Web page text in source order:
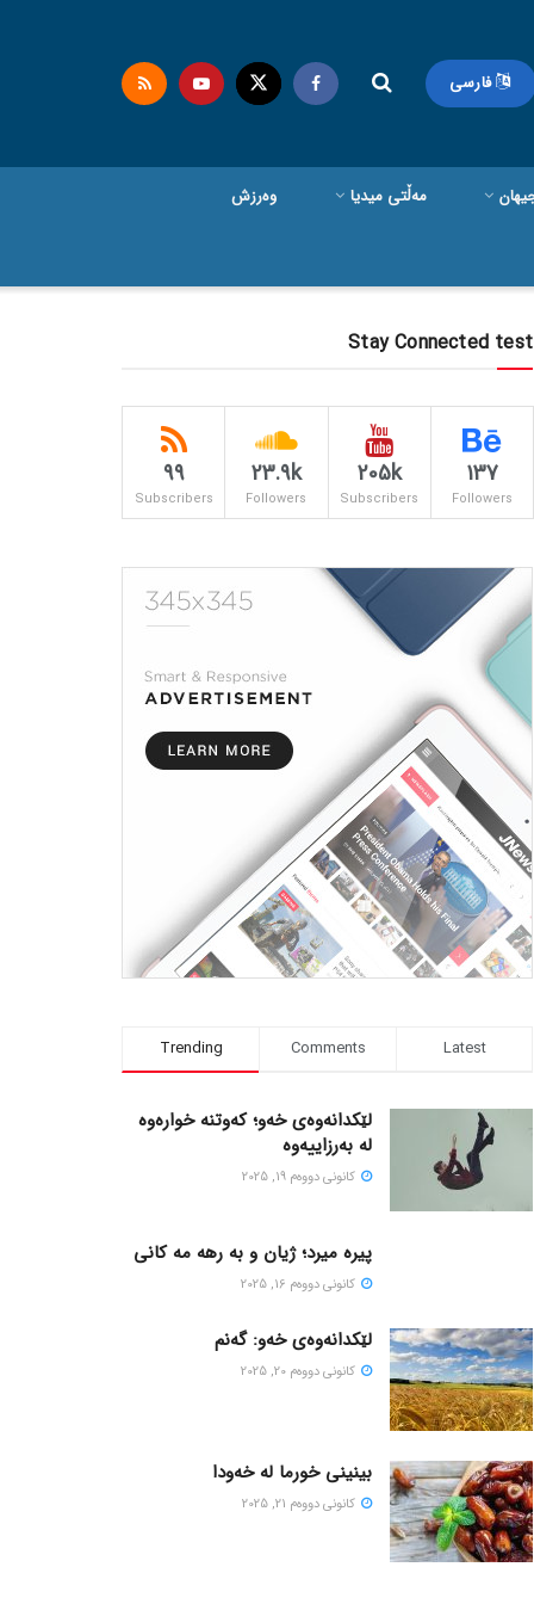
فارسی
مەڵتی میدیا وەرزش
Stay Connected test
137
Followers
205k
Subscribers
23.9k
Followers
99
Subscribers
Trending Comments Latest
لێکدانەوەی خەو؛ کەوتنە خوارەوە
لە بەرزاییەوە
كانونی دووه‌م 19, 2025
پیره میرد؛ ژیان و به رهه مه کانی
كانونی دووه‌م 16, 2025
لێکدانەوەی خەو: گەنم
كانونی دووه‌م 20, 2025
بینینی خورما لە خەودا
كانونی دووه‌م 21, 2025